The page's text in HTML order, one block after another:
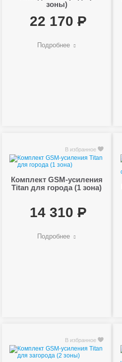
зоны)
22 170
Подробнее
В избранное
Комплект GSM-усиления
Titan для города (1 зона)
14 310
Подробнее
В избранное